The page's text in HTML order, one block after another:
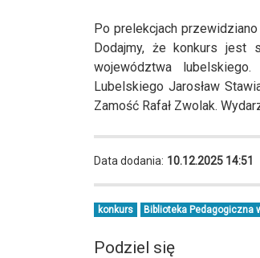
Po prelekcjach
Dodajmy, że konkurs jest
województwa
Lubelskiego Jarosław
Zamość Rafał Zwolak.
Data dodania: 10.12.2025 14:51
konkurs Biblioteka Pedagogiczna
Podziel się